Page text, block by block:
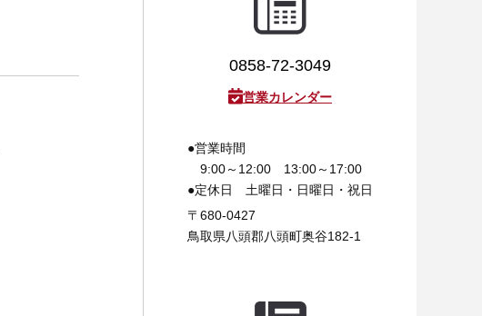
0858-72-3049
営業カレンダー
●営業時間
9:00～12:00 13:00～17:00
●定休日
土曜日・日曜日・祝日
〒680-0427
鳥取県八頭郡八頭町奥谷182-1